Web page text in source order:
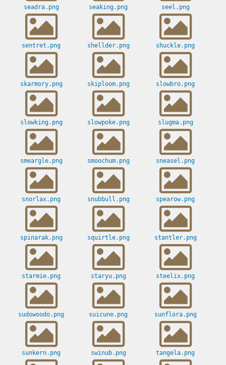
seadra.png seaking.png seel.png
sentret.png shellder.png shuckle.png
skarmory.png skiploom.png slowbro.png
slowking.png slowpoke.png slugma.png
smeargle.png smoochum.png sneasel.png
snorlax.png snubbull.png spearow.png
spinarak.png squirtle.png stantler.png
starmie.png staryu.png steelix.png
sudowoodo.png suicune.png sunflora.png
sunkern.png swinub.png tangela.png